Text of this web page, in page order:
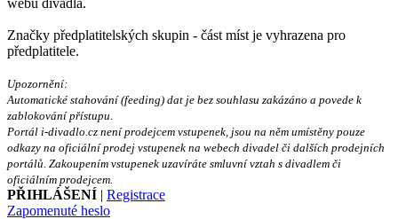
Značky předplatitelských skupin - část míst je vyhrazena pro
předplatitele.
Upozornění:
Automatické stahování (feeding) dat je bez souhlasu zakázáno a povede k
zablokování přístupu.
Portál i-divadlo.cz není prodejcem vstupenek, jsou na něm umístěny pouze
odkazy na oficiální prodej vstupenek na webech divadel či dalších prodejních
portálů. Zakoupením vstupenek uzavíráte smluvní vztah s divadlem či
oficiálním prodejcem.
PŘIHLÁŠENÍ | Registrace
Zapomenuté heslo